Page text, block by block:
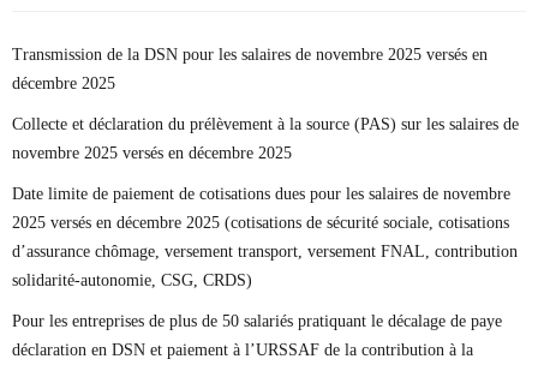
Transmission de la DSN pour les salaires de novembre 2025 versés en
décembre 2025
Collecte et déclaration du prélèvement à la source (PAS) sur les salaires de
novembre 2025 versés en décembre 2025
Date limite de paiement de cotisations dues pour les salaires de novembre
2025 versés en décembre 2025 (cotisations de sécurité sociale, cotisations
d’assurance chômage, versement transport, versement FNAL, contribution
solidarité-autonomie, CSG, CRDS)
Pour les entreprises de plus de 50 salariés pratiquant le décalage de paye
déclaration en DSN et paiement à l’URSSAF de la contribution à la